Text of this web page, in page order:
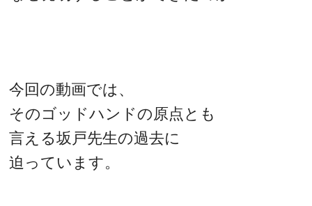
今回の動画では、
そのゴッドハンドの原点とも
言える坂戸先生の過去に
迫っています。